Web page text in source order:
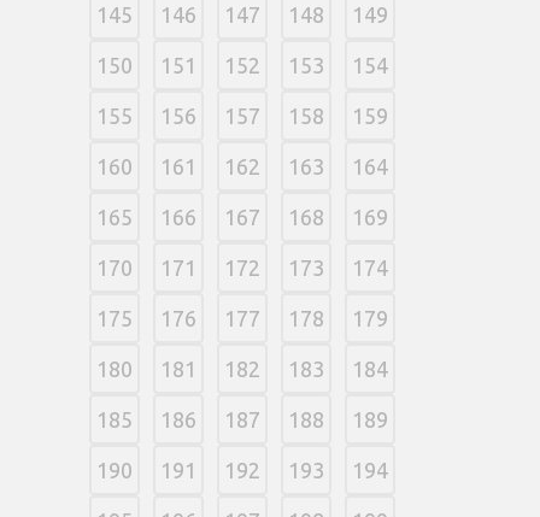
145 146 147 148 149
150 151 152 153 154
155 156 157 158 159
160 161 162 163 164
165 166 167 168 169
170 171 172 173 174
175 176 177 178 179
180 181 182 183 184
185 186 187 188 189
190 191 192 193 194